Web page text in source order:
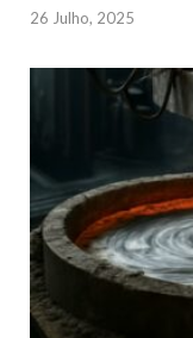
26 Julho, 2025